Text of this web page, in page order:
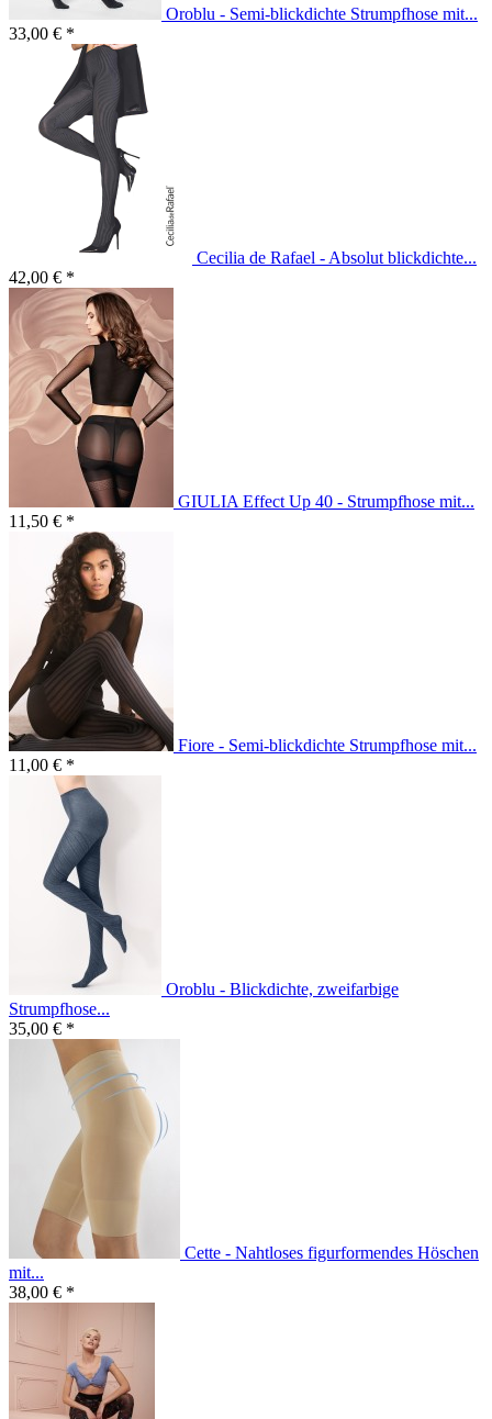
Oroblu - Semi-blickdichte Strumpfhose mit...
33,00 € *
Cecilia de Rafael - Absolut blickdichte...
42,00 € *
GIULIA Effect Up 40 - Strumpfhose mit...
11,50 € *
Fiore - Semi-blickdichte Strumpfhose mit...
11,00 € *
Oroblu - Blickdichte, zweifarbige
Strumpfhose...
35,00 € *
Cette - Nahtloses figurformendes Höschen
mit...
38,00 € *